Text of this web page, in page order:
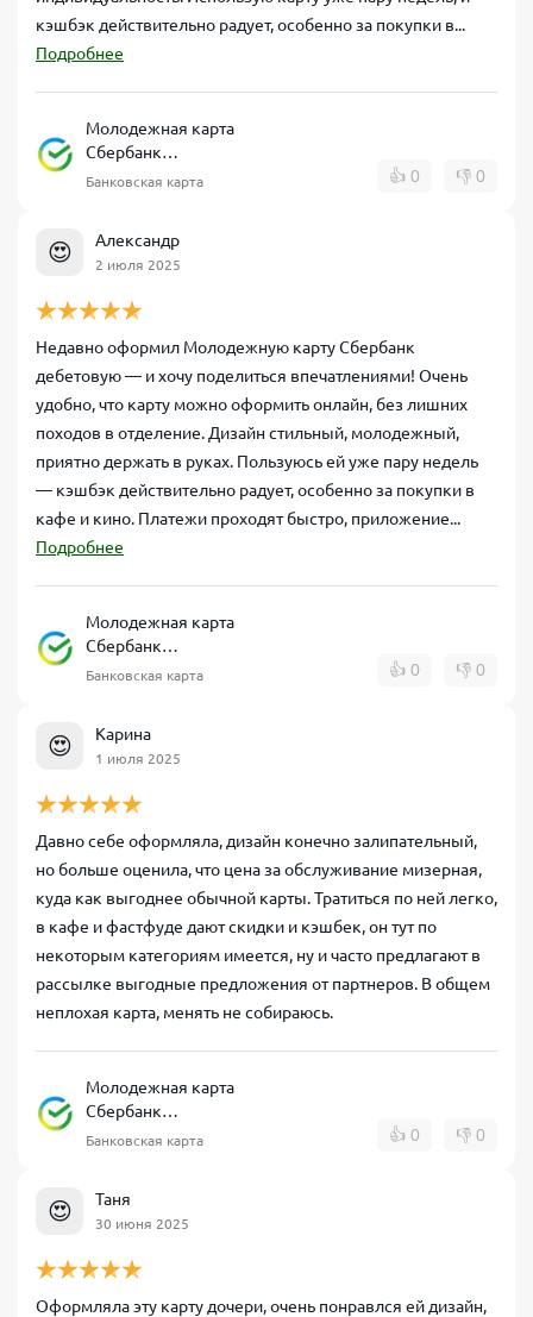
кэшбэк действительно радует, особенно за покупки в...
Подробнее
Молодежная карта
Сбербанк
дебетовая
Банковская карта 👍 0 👎 0
😍 Александр
2 июля 2025
Недавно оформил Молодежную карту Сбербанк
дебетовую — и хочу поделиться впечатлениями! Очень
удобно, что карту можно оформить онлайн, без лишних
походов в отделение. Дизайн стильный, молодежный,
приятно держать в руках. Пользуюсь ей уже пару недель
— кэшбэк действительно радует, особенно за покупки в
кафе и кино. Платежи проходят быстро, приложение...
Подробнее
Молодежная карта
Сбербанк
дебетовая
Банковская карта 👍 0 👎 0
😍 Карина
1 июля 2025
Давно себе оформляла, дизайн конечно залипательный,
но больше оценила, что цена за обслуживание мизерная,
куда как выгоднее обычной карты. Тратиться по ней легко,
в кафе и фастфуде дают скидки и кэшбек, он тут по
некоторым категориям имеется, ну и часто предлагают в
рассылке выгодные предложения от партнеров. В общем
неплохая карта, менять не собираюсь.
Молодежная карта
Сбербанк
дебетовая
Банковская карта 👍 0 👎 0
😍 Таня
30 июня 2025
Оформляла эту карту дочери, очень понравлся ей дизайн,